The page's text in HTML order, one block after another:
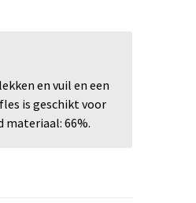
en vuil en een
is geschikt voor
materiaal: 66%.